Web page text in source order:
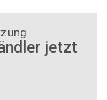
jetzt